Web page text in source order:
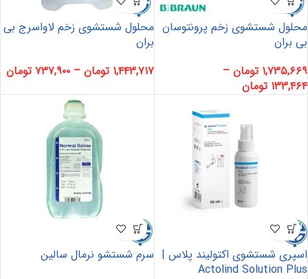
محلول شستشوی زخم پرونتوسان
بی بران
۱,۷۳۵,۶۶۹ تومان –
۱۳۳,۴۶۴ تومان
محلول شستشوی زخم لاواسرج بی
بران
۱,۴۴۳,۷۱۷ تومان – ۷۳۷,۹۰۰ تومان
اسپری شستشوی اکتولیند پلاس |
Actolind Solution Plus
سرم شستشو نرمال سالین